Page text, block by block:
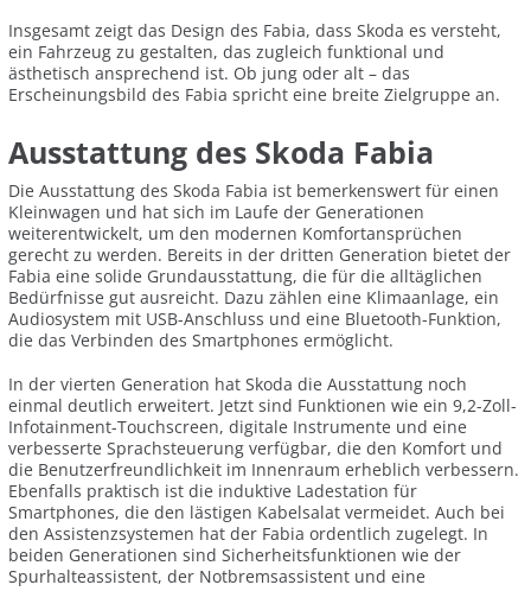
Insgesamt zeigt das Design des Fabia, dass Skoda es versteht,
ein Fahrzeug zu gestalten, das zugleich funktional und
ästhetisch ansprechend ist. Ob jung oder alt – das
Erscheinungsbild des Fabia spricht eine breite Zielgruppe an.
Ausstattung des Skoda Fabia
Die Ausstattung des Skoda Fabia ist bemerkenswert für einen
Kleinwagen und hat sich im Laufe der Generationen
weiterentwickelt, um den modernen Komfortansprüchen
gerecht zu werden. Bereits in der dritten Generation bietet der
Fabia eine solide Grundausstattung, die für die alltäglichen
Bedürfnisse gut ausreicht. Dazu zählen eine Klimaanlage, ein
Audiosystem mit USB-Anschluss und eine Bluetooth-Funktion,
die das Verbinden des Smartphones ermöglicht.
In der vierten Generation hat Skoda die Ausstattung noch
einmal deutlich erweitert. Jetzt sind Funktionen wie ein 9,2-Zoll-
Infotainment-Touchscreen, digitale Instrumente und eine
verbesserte Sprachsteuerung verfügbar, die den Komfort und
die Benutzerfreundlichkeit im Innenraum erheblich verbessern.
Ebenfalls praktisch ist die induktive Ladestation für
Smartphones, die den lästigen Kabelsalat vermeidet. Auch bei
den Assistenzsystemen hat der Fabia ordentlich zugelegt. In
beiden Generationen sind Sicherheitsfunktionen wie der
Spurhalteassistent, der Notbremsassistent und eine